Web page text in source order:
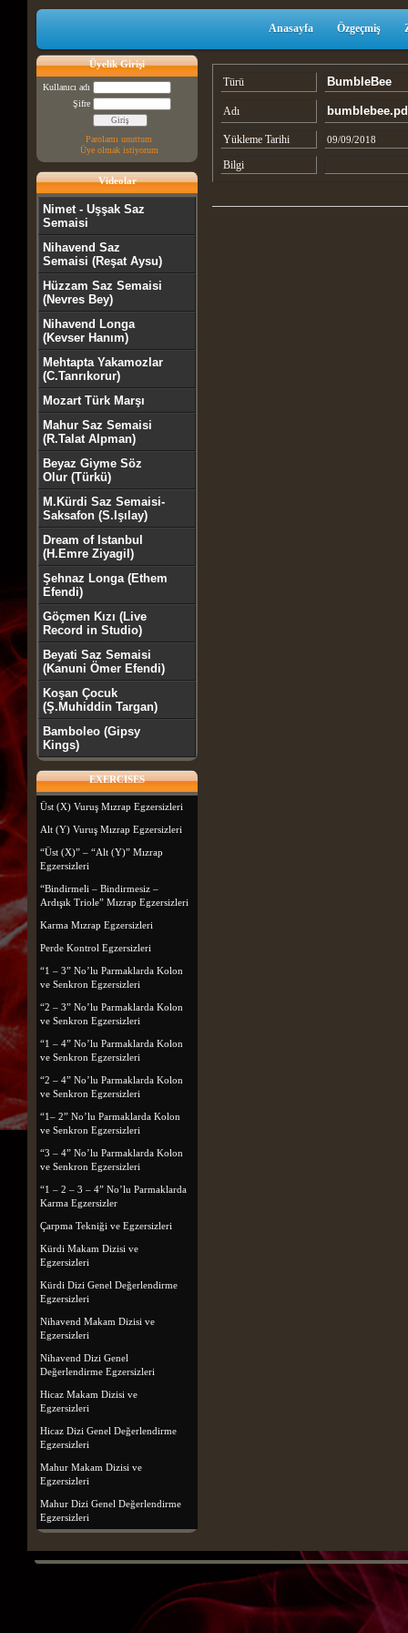
Anasayfa Özgeçmiş
Üyelik Girişi
Kullanıcı adı
Şifre
Parolamı unuttum
Üye olmak istiyorum
Videolar
Nimet - Uşşak Saz
Semaisi
Nihavend Saz
Semaisi (Reşat Aysu)
Hüzzam Saz Semaisi
(Nevres Bey)
Nihavend Longa
(Kevser Hanım)
Mehtapta Yakamozlar
(C.Tanrıkorur)
Mozart Türk Marşı
Mahur Saz Semaisi
(R.Talat Alpman)
Beyaz Giyme Söz
Olur (Türkü)
M.Kürdi Saz Semaisi-
Saksafon (S.Işılay)
Dream of Istanbul
(H.Emre Ziyagil)
Şehnaz Longa (Ethem
Efendi)
Göçmen Kızı (Live
Record in Studio)
Beyati Saz Semaisi
(Kanuni Ömer Efendi)
Koşan Çocuk
(Ş.Muhiddin Targan)
Bamboleo (Gipsy
Kings)
EXERCISES
Üst (X) Vuruş Mızrap Egzersizleri
Alt (Y) Vuruş Mızrap Egzersizleri
“Üst (X)” – “Alt (Y)” Mızrap
Egzersizleri
“Bindirmeli – Bindirmesiz –
Ardışık Triole” Mızrap Egzersizleri
Karma Mızrap Egzersizleri
Perde Kontrol Egzersizleri
“1 – 3” No’lu Parmaklarda Kolon
ve Senkron Egzersizleri
“2 – 3” No’lu Parmaklarda Kolon
ve Senkron Egzersizleri
“1 – 4” No’lu Parmaklarda Kolon
ve Senkron Egzersizleri
“2 – 4” No’lu Parmaklarda Kolon
ve Senkron Egzersizleri
“1– 2” No’lu Parmaklarda Kolon
ve Senkron Egzersizleri
“3 – 4” No’lu Parmaklarda Kolon
ve Senkron Egzersizleri
“1 – 2 – 3 – 4” No’lu Parmaklarda
Karma Egzersizler
Çarpma Tekniği ve Egzersizleri
Kürdi Makam Dizisi ve
Egzersizleri
Kürdi Dizi Genel Değerlendirme
Egzersizleri
Nihavend Makam Dizisi ve
Egzersizleri
Nihavend Dizi Genel
Değerlendirme Egzersizleri
Hicaz Makam Dizisi ve
Egzersizleri
Hicaz Dizi Genel Değerlendirme
Egzersizleri
Mahur Makam Dizisi ve
Egzersizleri
Mahur Dizi Genel Değerlendirme
Egzersizleri
Türü BumbleBee
Adı
Yükleme Tarihi 09/09/2018
Bilgi